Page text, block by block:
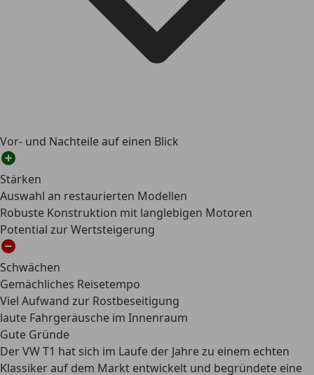
Vor- und Nachteile auf einen Blick
Stärken
Auswahl an restaurierten Modellen
Robuste Konstruktion mit langlebigen Motoren
Potential zur Wertsteigerung
Schwächen
Gemächliches Reisetempo
Viel Aufwand zur Rostbeseitigung
laute Fahrgeräusche im Innenraum
Gute Gründe
Der VW T1 hat sich im Laufe der Jahre zu einem echten
Klassiker auf dem Markt entwickelt und begründete eine